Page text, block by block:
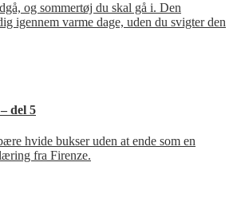
og sommertøj du skal gå i. Den
igennem varme dage, uden du svigter den
del 5
hvide bukser uden at ende som en
fra Firenze.